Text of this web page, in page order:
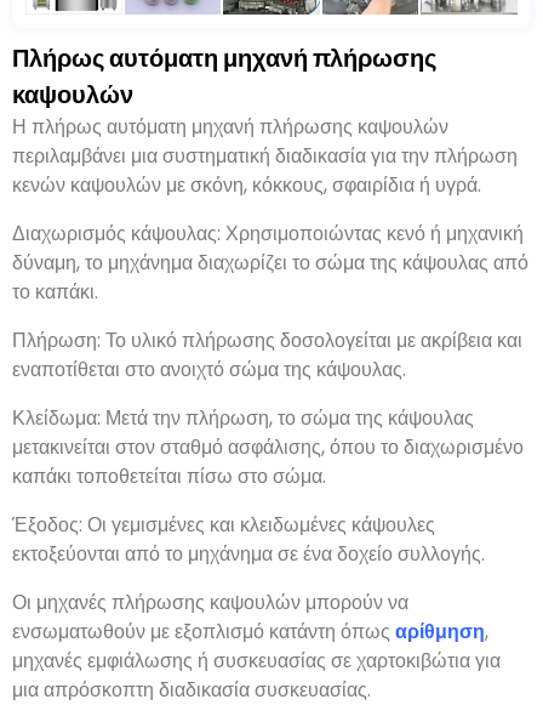
Πλήρως αυτόματη μηχανή πλήρωσης
καψουλών
Η πλήρως αυτόματη μηχανή πλήρωσης καψουλών
περιλαμβάνει μια συστηματική διαδικασία για την πλήρωση
κενών καψουλών με σκόνη, κόκκους, σφαιρίδια ή υγρά.
Διαχωρισμός κάψουλας: Χρησιμοποιώντας κενό ή μηχανική
δύναμη,το μηχάνημα διαχωρίζει το σώμα της κάψουλας από
το καπάκι.
Πλήρωση: Το υλικό πλήρωσης δοσολογείται με ακρίβεια και
εναποτίθεται στο ανοιχτό σώμα της κάψουλας.
Κλείδωμα: Μετά την πλήρωση,το σώμα της κάψουλας
μετακινείται στον σταθμό ασφάλισης,όπου το διαχωρισμένο
καπάκι τοποθετείται πίσω στο σώμα.
Έξοδος: Οι γεμισμένες και κλειδωμένες κάψουλες
εκτοξεύονται από το μηχάνημα σε ένα δοχείο συλλογής.
Οι μηχανές πλήρωσης καψουλών μπορούν να
ενσωματωθούν με εξοπλισμό κατάντη όπως αρίθμηση,
μηχανές εμφιάλωσης ή συσκευασίας σε χαρτοκιβώτια για
μια απρόσκοπτη διαδικασία συσκευασίας.